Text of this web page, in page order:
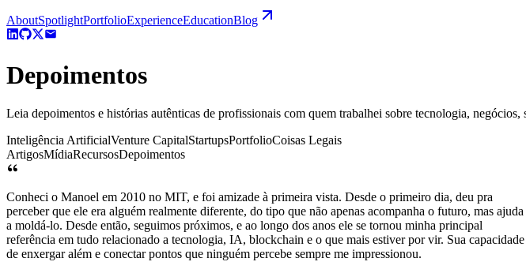
AboutSpotlightPortfolioExperienceEducationBlog
Depoimentos
Leia depoimentos e histórias autênticas de profissionais com quem trabalhei sobre tecnologia, negócios,
Inteligência ArtificialVenture CapitalStartupsPortfolioCoisas Legais
ArtigosMídiaRecursosDepoimentos
Conheci o Manoel em 2010 no MIT, e foi amizade à primeira vista. Desde o primeiro dia, deu pra
perceber que ele era alguém realmente diferente, do tipo que não apenas acompanha o futuro, mas ajuda
a moldá-lo. Desde então, seguimos próximos, e ao longo dos anos ele se tornou minha principal
referência em tudo relacionado a tecnologia, IA, blockchain e o que mais estiver por vir. Sua capacidade
de enxergar além e conectar pontos que ninguém percebe sempre me impressionou.